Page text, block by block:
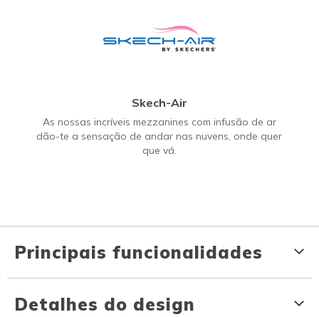
Skech-Air
As nossas incríveis mezzanines com infusão de ar
dão-te a sensação de andar nas nuvens, onde quer
que vá.
Principais funcionalidades
Detalhes do design